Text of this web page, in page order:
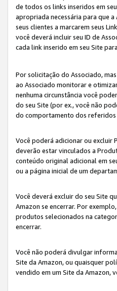
de todos os links inseridos em
apropriada necessária para que
seus clientes a marcarem seus
você deverá incluir seu ID de
cada link inserido em seu Site
Por solicitação do Associado,
ao Associado monitorar e
nenhuma circunstância você
do seu Site (por ex., você não
do comportamento dos referidos
Você poderá adicionar ou excluir
deverão estar vinculados a
conteúdo original adicional em
ou a página inicial de um
Você deverá excluir do seu Site
Amazon se encerrar. Por
produtos selecionados na
encerrar.
Você não poderá divulgar
Site da Amazon, ou quaisquer
vendido em um Site da Amazon,